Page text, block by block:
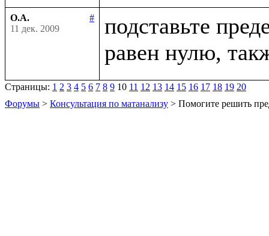
О.А.
#
11 дек. 2009
подставьте
Страницы: 1 2 3 4 5 6 7 8 9 10 11 12 13 14 15 16 17 18 19 20
Форумы > Консультация по матанализу > Помогите решить